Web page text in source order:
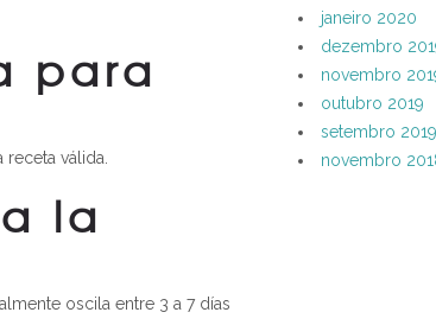
para
válida.
la
oscila entre 3 a 7 días
janeiro 2020
dezembro
novembro
outubro 2019
setembro 2019
novembro